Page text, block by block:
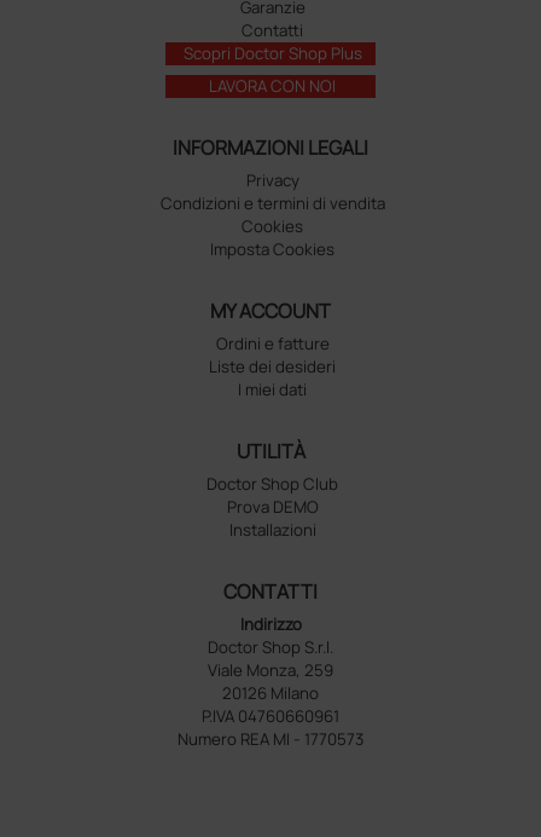
Garanzie
Contatti
Scopri Doctor Shop Plus
LAVORA CON NOI
INFORMAZIONI LEGALI
Privacy
Condizioni e termini di vendita
Cookies
Imposta Cookies
MY ACCOUNT
Ordini e fatture
Liste dei desideri
I miei dati
UTILITÀ
Doctor Shop Club
Prova DEMO
Installazioni
CONTATTI
Indirizzo
Doctor Shop S.r.l.
Viale Monza, 259
20126 Milano
P.IVA 04760660961
Numero REA MI - 1770573